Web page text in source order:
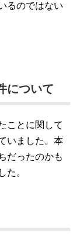
るのではない
について
ことに関して
いました。本
だったのかも
た。